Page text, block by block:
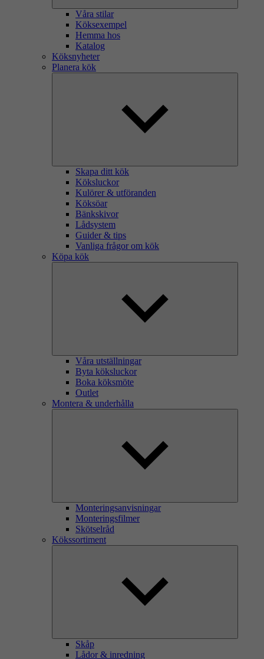
Våra stilar
Köksexempel
Hemma hos
Katalog
Köksnyheter
Planera kök
Skapa ditt kök
Köksluckor
Kulörer & utföranden
Köksöar
Bänkskivor
Lådsystem
Guider & tips
Vanliga frågor om kök
Köpa kök
Våra utställningar
Byta köksluckor
Boka köksmöte
Outlet
Montera & underhålla
Monteringsanvisningar
Monteringsfilmer
Skötselråd
Kökssortiment
Skåp
Lådor & inredning